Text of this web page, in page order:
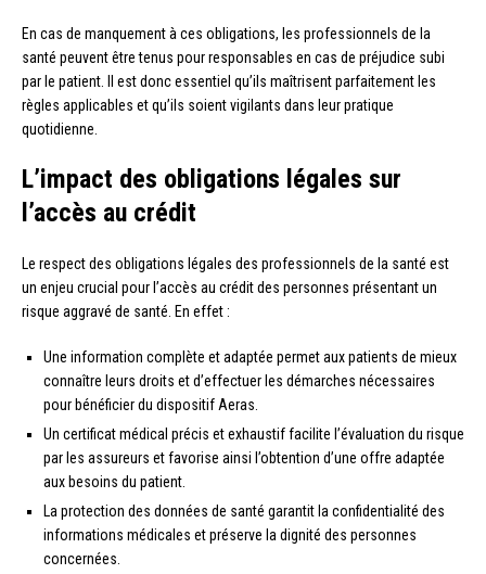
En cas de manquement à ces obligations, les professionnels de la
santé peuvent être tenus pour responsables en cas de préjudice subi
par le patient. Il est donc essentiel qu’ils maîtrisent parfaitement les
règles applicables et qu’ils soient vigilants dans leur pratique
quotidienne.
L’impact des obligations légales sur
l’accès au crédit
Le respect des obligations légales des professionnels de la santé est
un enjeu crucial pour l’accès au crédit des personnes présentant un
risque aggravé de santé. En effet :
Une information complète et adaptée permet aux patients de mieux
connaître leurs droits et d’effectuer les démarches nécessaires
pour bénéficier du dispositif Aeras.
Un certificat médical précis et exhaustif facilite l’évaluation du risque
par les assureurs et favorise ainsi l’obtention d’une offre adaptée
aux besoins du patient.
La protection des données de santé garantit la confidentialité des
informations médicales et préserve la dignité des personnes
concernées.